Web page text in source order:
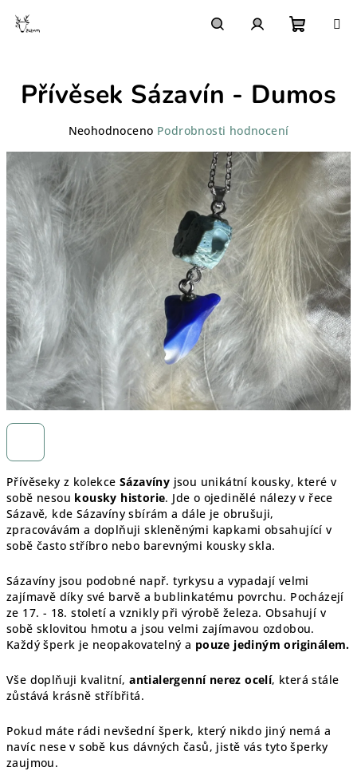
košík
Přívěseky z kolekce Sázavíny jsou unikátní kousky, které v
sobě nesou kousky historie. Jde o ojedinělé nálezy v řece
Sázavě, kde Sázavíny sbírám a dále je obrušuji,
zpracovávám a doplňuji skleněnými kapkami obsahující v
sobě často stříbro nebo barevnými kousky skla.
Sázavíny jsou podobné např. tyrkysu a vypadají velmi
zajímavě díky své barvě a bublinkatému povrchu. Pocházejí
ze 17. - 18. století a vznikly při výrobě železa. Obsahují v
sobě sklovitou hmotu a jsou velmi zajímavou ozdobou.
Každý šperk je neopakovatelný a pouze jediným originálem.
Vše doplňuji kvalitní,antialergenní nerez ocelí, která stále
zůstává krásně stříbřitá.
Pokud máte rádi nevšední šperk, který nikdo jiný nemá a
navíc nese v sobě kus dávných časů, jistě vás tyto šperky
zaujmou.
Přívěsek Sázavín - Dumos
Průměrné
produktu
je
0,0
z
5
hvězdiček.
Neohodnoceno Podrobnosti hodnocení